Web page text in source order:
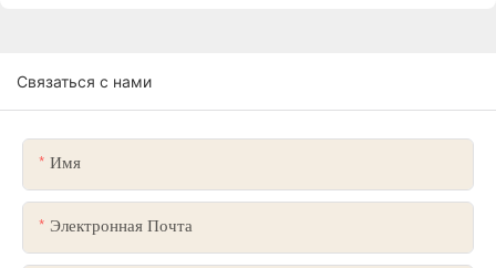
Связаться с нами
Имя
Электронная Почта